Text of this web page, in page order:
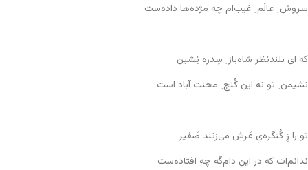
سروش ِ عالَم ِ غیب‌ام چه مژده‌ها داده‌ست
که ای بلندنظر شاه‌باز ِ سِدره نِشین
نشیمن ِ تو نه این کُنج ِ محنت آباد است
تو را زِ کُنگره‌یِ عَرش می‌زنند صَفیر
ندانم‌ات که در این دام‌گَه چه افتاده‌ست